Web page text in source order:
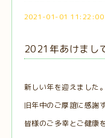
2021-01-01 11:22:00
2021年あけまし
新しい年を迎えました。
旧年中のご厚誼に感謝
皆様のご多幸とご健康